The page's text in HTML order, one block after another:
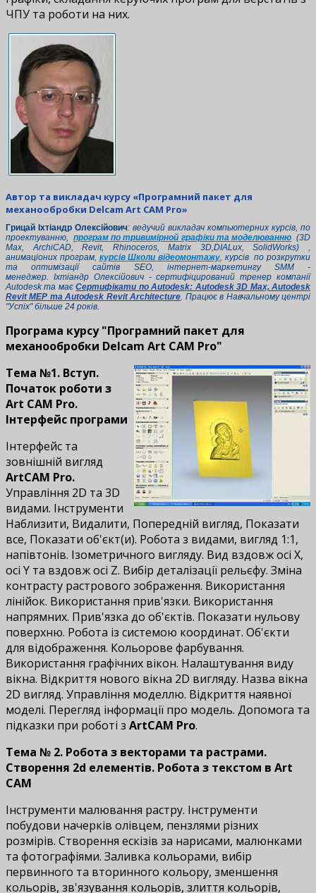
ЧПУ та роботи на них.
Автор та викладач курсу «Програмний пакет для
механообробки Delcam Art CAM Pro»
Грицай Іхтіандр Олексійович: ведучий викладач компьютерних курсів, по
проектуванню, програм по тривимірной графіки та моделюванню (3D
Maх, ArchiCAD, Revit, Rhinoceros, Matrix 3D,DIALux, SolidWorks) ,
анимаціоних програм, курсів Школи відеомонтажу, курсів по розкрутки
та оптимізації сайтів SEO, інтернет-маркетингу SMM -
менеджер. Іхтіандр Олексійович - сертифіцирований тренер компанії
Autodesk та маєСертифікати по Autodesk: Autodesk 3D Max, Autodesk
Revit MEP та Autodesk Revit Architecture. Працює в Навчальному центрі
"Успіх" більше 24 років.
Програма курсу "Програмний пакет для
механообробки Delcam Art CAM Pro"
Тема №1. Вступ.
Початок роботи з
Art CAM Pro.
Інтерфейс програми
Інтерфейс та
зовнішній вигляд
ArtCAM Pro.
Управління 2D та 3D
видами. Інструменти
Наблизити, Видалити, Попередній вигляд, Показати
все, Показати об'єкт(и). Робота з видами, вигляд 1:1,
напівтонів. Ізометричного вигляду. Вид вздовж осі X,
осі Y та вздовж осі Z. Вибір деталізації рельєфу. Зміна
контрасту растрового зображення. Використання
лінійок. Використання прив'язки. Використання
напрямних. Прив'язка до об'єктів. Показати нульову
поверхню. Робота із системою координат. Об'єкти
для відображення. Кольорове фарбування.
Використання графічних вікон. Налаштування виду
вікна. Відкриття нового вікна 2D вигляду. Назва вікна
2D вигляд. Управління моделлю. Відкриття наявної
моделі. Перегляд інформації про модель. Допомога та
підказки при роботі з ArtCAM Pro.
Тема № 2. Робота з векторами та растрами.
Створення 2d елементів. Робота з текстом в Art
CAM
Інструменти малювання растру. Інструменти
побудови начерків олівцем, пензлями різних
розмірів. Створення ескізів за нарисами, малюнками
та фотографіями. Заливка кольорами, вибір
первинного та вторинного кольору, зменшення
кольорів, зв'язування кольорів, злиття кольорів,